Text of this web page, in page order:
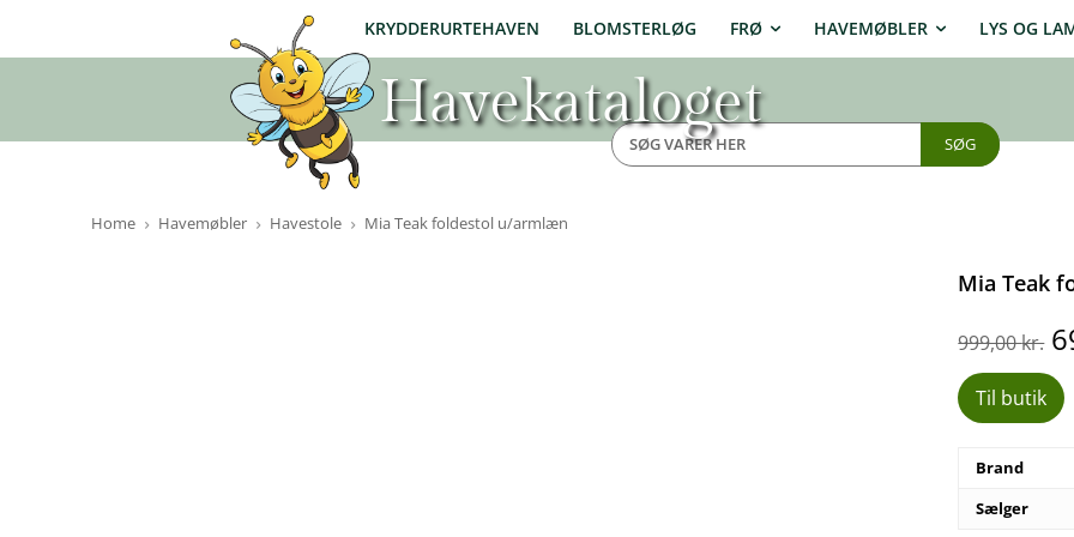
KRYDDERURTEHAVEN BLOMSTERLØG FRØ HAVEMØBLER LYS OG
Havekataloget
SØG
Home Havemøbler Havestole Mia Teak foldestol u/armlæn
Mia Teak
999,00kr.
Til butik
Brand
Sælger